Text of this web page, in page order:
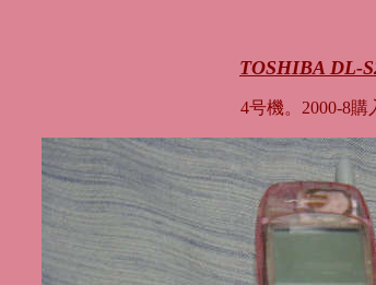
TOSHIBA DL-
4号機。2000-8購